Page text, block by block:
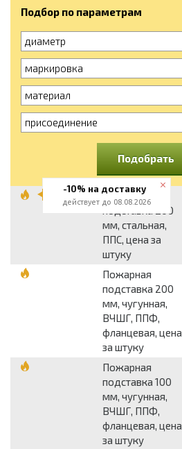
Подбор по параметрам
диаметр
маркировка
материал
присоединение
Подобрать
Пожарная
подставка 200
мм, стальная,
ППС, цена за
штуку
Пожарная
подставка 200
мм, чугунная,
ВЧШГ, ППФ,
фланцевая, цена
за штуку
Пожарная
подставка 100
мм, чугунная,
ВЧШГ, ППФ,
фланцевая, цена
за штуку
-10% на доставку
действует до 08.08.2026